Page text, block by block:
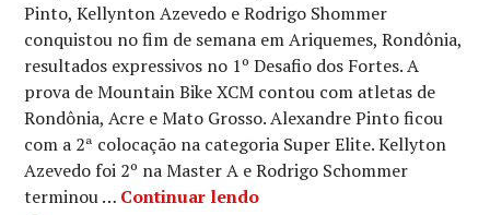
Pinto, Kellynton Azevedo e Rodrigo Shommer
conquistou no fim de semana em Ariquemes, Rondônia,
resultados expressivos no 1º Desafio dos Fortes. A
prova de Mountain Bike XCM contou com atletas de
Rondônia, Acre e Mato Grosso. Alexandre Pinto ficou
com a 2ª colocação na categoria Super Elite. Kellyton
Azevedo foi 2º na Master A e Rodrigo Schommer
terminou … Continuar lendo